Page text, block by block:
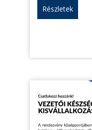
Részletek